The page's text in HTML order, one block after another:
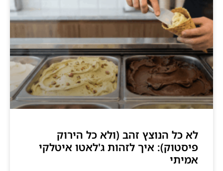
לא כל הנוצץ זהב (ולא כל הירוק
פיסטוק): איך לזהות ג'לאטו איטלקי
אמיתי